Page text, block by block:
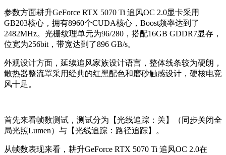
参数方面耕升GeForce RTX 5070 Ti 追风OC 2.0显卡采用
GB203核心，拥有8960个CUDA核心，Boost频率达到了
2482MHz。光栅纹理单元为96/280，搭配16GB GDDR7显存，
位宽为256bit，带宽达到了896 GB/s。
外观设计方面，延续追风家族设计语言，整体线条较为硬朗，
散热器整流罩采用经典的红黑配色和磨砂触感设计，硬核电竞
风十足。
首先来看帧数测试，测试分为【光线追踪：关】（同步关闭全
局光照Lumen）与【光线追踪：路径追踪】。
从帧数表现来看，耕升GeForce RTX 5070 Ti 追风OC 2.0在